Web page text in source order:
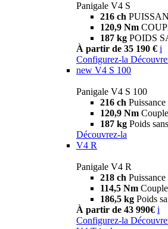
Panigale V4 S
216 ch
120,9 Nm
187 kg POIDS
À partir de 35 190 € i
Configurez-la
new V4 S 100
Panigale V4 S 100
216 ch Puissance
120,9 Nm Couple
187 kg Poids
Découvrez-la
V4 R
Panigale V4 R
218 ch Puissance
114,5 Nm Couple
186,5 kg Poids
À partir de 43 990€ i
Configurez-la